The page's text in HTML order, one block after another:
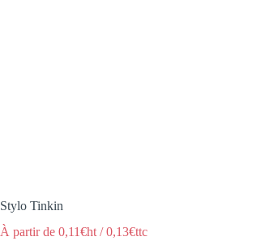
Stylo Tinkin
À partir de 0,11€ht /0,13€ttc